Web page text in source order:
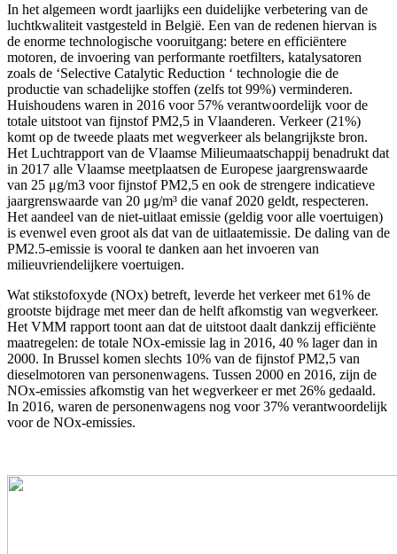
In het algemeen wordt jaarlijks een duidelijke verbetering van de
luchtkwaliteit vastgesteld in België. Een van de redenen hiervan is
de enorme technologische vooruitgang: betere en efficiëntere
motoren, de invoering van performante roetfilters, katalysatoren
zoals de ‘Selective Catalytic Reduction ‘ technologie die de
productie van schadelijke stoffen (zelfs tot 99%) verminderen.
Huishoudens waren in 2016 voor 57% verantwoordelijk voor de
totale uitstoot van fijnstof PM2,5 in Vlaanderen. Verkeer (21%)
komt op de tweede plaats met wegverkeer als belangrijkste bron.
Het Luchtrapport van de Vlaamse Milieumaatschappij benadrukt dat
in 2017 alle Vlaamse meetplaatsen de Europese jaargrenswaarde
van 25 μg/m3 voor fijnstof PM2,5 en ook de strengere indicatieve
jaargrenswaarde van 20 μg/m³ die vanaf 2020 geldt, respecteren.
Het aandeel van de niet-uitlaat emissie (geldig voor alle voertuigen)
is evenwel even groot als dat van de uitlaatemissie. De daling van de
PM2.5-emissie is vooral te danken aan het invoeren van
milieuvriendelijkere voertuigen.
Wat stikstofoxyde (NOx) betreft, leverde het verkeer met 61% de
grootste bijdrage met meer dan de helft afkomstig van wegverkeer.
Het VMM rapport toont aan dat de uitstoot daalt dankzij efficiënte
maatregelen: de totale NOx-emissie lag in 2016, 40 % lager dan in
2000. In Brussel komen slechts 10% van de fijnstof PM2,5 van
dieselmotoren van personenwagens. Tussen 2000 en 2016, zijn de
NOx-emissies afkomstig van het wegverkeer er met 26% gedaald.
In 2016, waren de personenwagens nog voor 37% verantwoordelijk
voor de NOx-emissies.